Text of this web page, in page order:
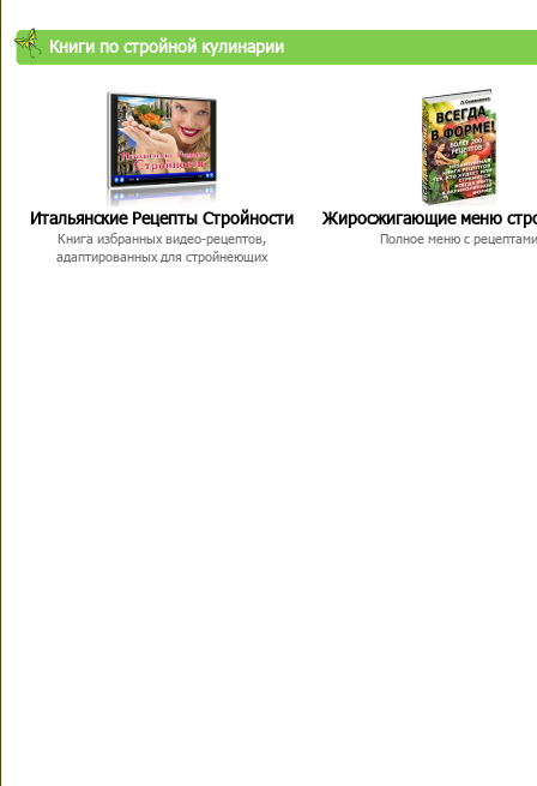
Книги по стройной кулинарии
Итальянские Рецепты Стройности
Книга избранных видео-рецептов,
адаптированных для стройнеющих
Жиросжигающие меню
Полное меню с рецептами